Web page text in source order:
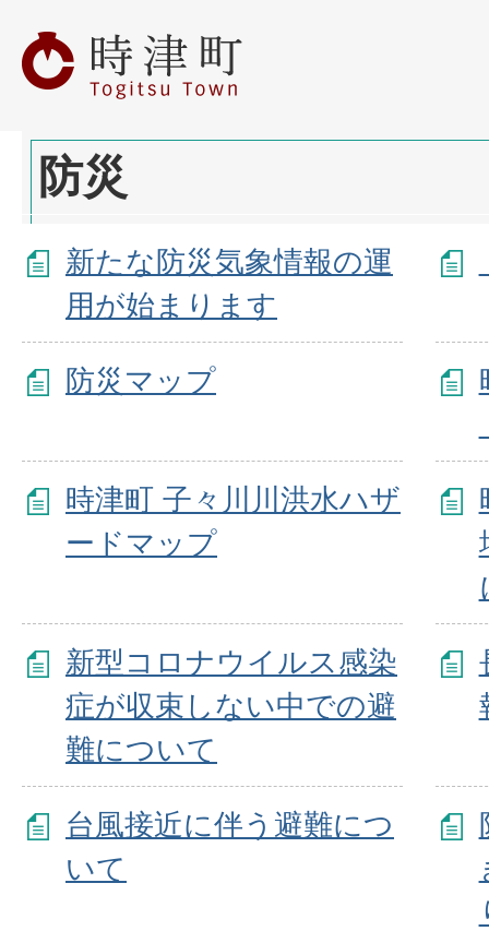
防災
新たな防災気象情報の運
用が始まります
防災マップ
時津町 子々川川洪水ハザ
ードマップ
新型コロナウイルス感染
症が収束しない中での避
難について
台風接近に伴う避難につ
いて